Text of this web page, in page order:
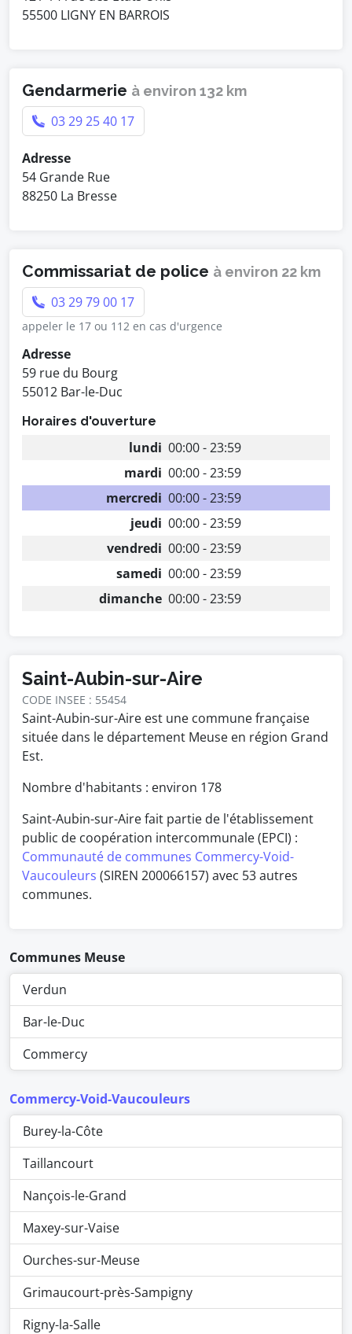
55500 LIGNY EN BARROIS
Gendarmerie à environ 132 km
03 29 25 40 17
Adresse
54 Grande Rue
88250 La Bresse
Commissariat de police à environ 22 km
03 29 79 00 17
appeler le 17 ou 112 en cas d'urgence
Adresse
59 rue du Bourg
55012 Bar-le-Duc
Horaires d'ouverture
lundi 00:00 - 23:59
mardi 00:00 - 23:59
mercredi 00:00 - 23:59
jeudi 00:00 - 23:59
vendredi 00:00 - 23:59
samedi 00:00 - 23:59
dimanche 00:00 - 23:59
Saint-Aubin-sur-Aire
CODE INSEE : 55454
Saint-Aubin-sur-Aire est une commune française
située dans le département Meuse en région Grand
Est.
Nombre d'habitants : environ 178
Saint-Aubin-sur-Aire fait partie de l'établissement
public de coopération intercommunale (EPCI) :
Communauté de communes Commercy-Void-
Vaucouleurs (SIREN 200066157) avec 53 autres
communes.
Communes Meuse
Verdun
Bar-le-Duc
Commercy
Commercy-Void-Vaucouleurs
Burey-la-Côte
Taillancourt
Nançois-le-Grand
Maxey-sur-Vaise
Ourches-sur-Meuse
Grimaucourt-près-Sampigny
Rigny-la-Salle